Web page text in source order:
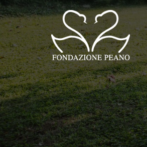
Vai
al
contenuto